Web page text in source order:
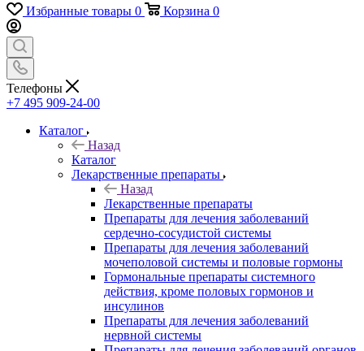
Избранные товары 0 Корзина 0
Телефоны
+7 495 909-24-00
Каталог
Назад
Каталог
Лекарственные препараты
Назад
Лекарственные препараты
Препараты для лечения заболеваний
сердечно-сосудистой системы
Препараты для лечения заболеваний
мочеполовой системы и половые гормоны
Гормональные препараты системного
действия, кроме половых гормонов и
инсулинов
Препараты для лечения заболеваний
нервной системы